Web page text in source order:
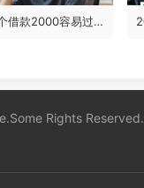
2026实测！这5个借款2000容易过的小贷app，内部放款渠道速收藏
Rights Reserved.